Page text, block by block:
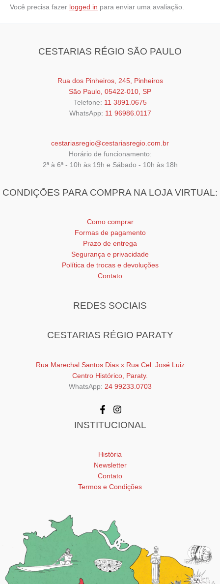
Você precisa fazer logged in para enviar uma avaliação.
CESTARIAS RÉGIO SÃO PAULO
Rua dos Pinheiros, 245, Pinheiros
São Paulo, 05422-010, SP
Telefone: 11 3891.0675
WhatsApp: 11 96986.0117
cestariasregio@cestariasregio.com.br
Horário de funcionamento:
2ª à 6ª - 10h às 19h e Sábado - 10h às 18h
CONDIÇÕES PARA COMPRA NA LOJA VIRTUAL:
Como comprar
Formas de pagamento
Prazo de entrega
Segurança e privacidade
Política de trocas e devoluções
Contato
REDES SOCIAIS
CESTARIAS RÉGIO PARATY
Rua Marechal Santos Dias x Rua Cel. José Luiz
Centro Histórico, Paraty.
WhatsApp: 24 99233.0703
INSTITUCIONAL
História
Newsletter
Contato
Termos e Condições